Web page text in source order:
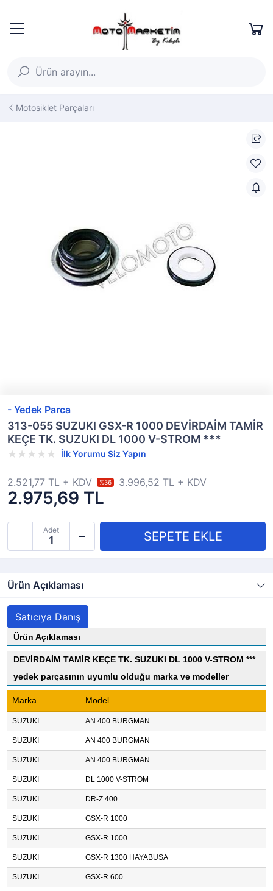
Motosiklet Parçaları
- Yedek Parca
313-055 SUZUKI GSX-R 1000 DEVİRDAİM TAMİR
KEÇE TK. SUZUKI DL 1000 V-STROM ***
İlk Yorumu Siz Yapın
2.975,69 TL
2.521,77 TL + KDV %36 3.996,52 TL + KDV
Adet
Ürün Açıklaması
Satıcıya Danış
Ürün Açıklaması
DEVİRDAİM TAMİR KEÇE TK. SUZUKI DL 1000 V-STROM ***
yedek parçasının uyumlu olduğu marka ve modeller
Marka Model
SUZUKI AN 400 BURGMAN
SUZUKI AN 400 BURGMAN
SUZUKI AN 400 BURGMAN
SUZUKI DL 1000 V-STROM
SUZUKI DR-Z 400
SUZUKI GSX-R 1000
SUZUKI GSX-R 1000
SUZUKI GSX-R 1300 HAYABUSA
SUZUKI GSX-R 600